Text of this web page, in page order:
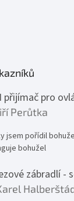
přijímač pro
produktu je 1
Perůtka
jsem pořídil
bohužel
produktu je 5